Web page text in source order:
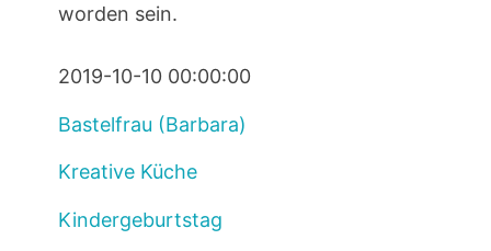
worden sein.
2019-10-10 00:00:00
Bastelfrau (Barbara)
Kreative Küche
Kindergeburtstag